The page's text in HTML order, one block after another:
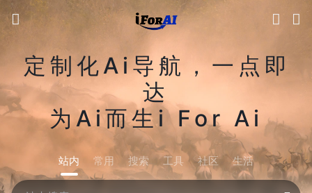
定制化Ai导航，一点即
达
为Ai而生i For Ai
站内 常用 搜索 工具 社区 生活